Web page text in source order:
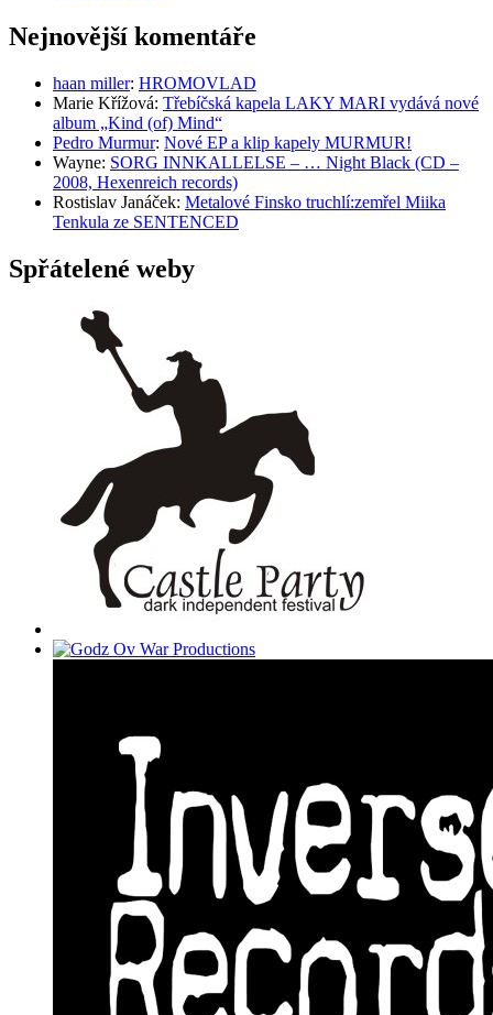
Nejnovější komentáře
haan miller: HROMOVLAD
Marie Křížová: Třebíčská kapela LAKY MARI vydává nové
album „Kind (of) Mind“
Pedro Murmur: Nové EP a klip kapely MURMUR!
Wayne: SORG INNKALLELSE – … Night Black (CD –
2008, Hexenreich records)
Rostislav Janáček: Metalové Finsko truchlí:zemřel Miika
Tenkula ze SENTENCED
Spřátelené weby